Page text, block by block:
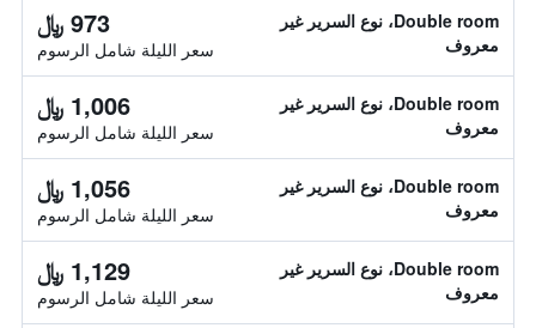
Double room، نوع السرير غير
معروف
973 ﷼
سعر الليلة شامل الرسوم
Double room، نوع السرير غير
معروف
1,006 ﷼
سعر الليلة شامل الرسوم
Double room، نوع السرير غير
معروف
1,056 ﷼
سعر الليلة شامل الرسوم
Double room، نوع السرير غير
معروف
1,129 ﷼
سعر الليلة شامل الرسوم